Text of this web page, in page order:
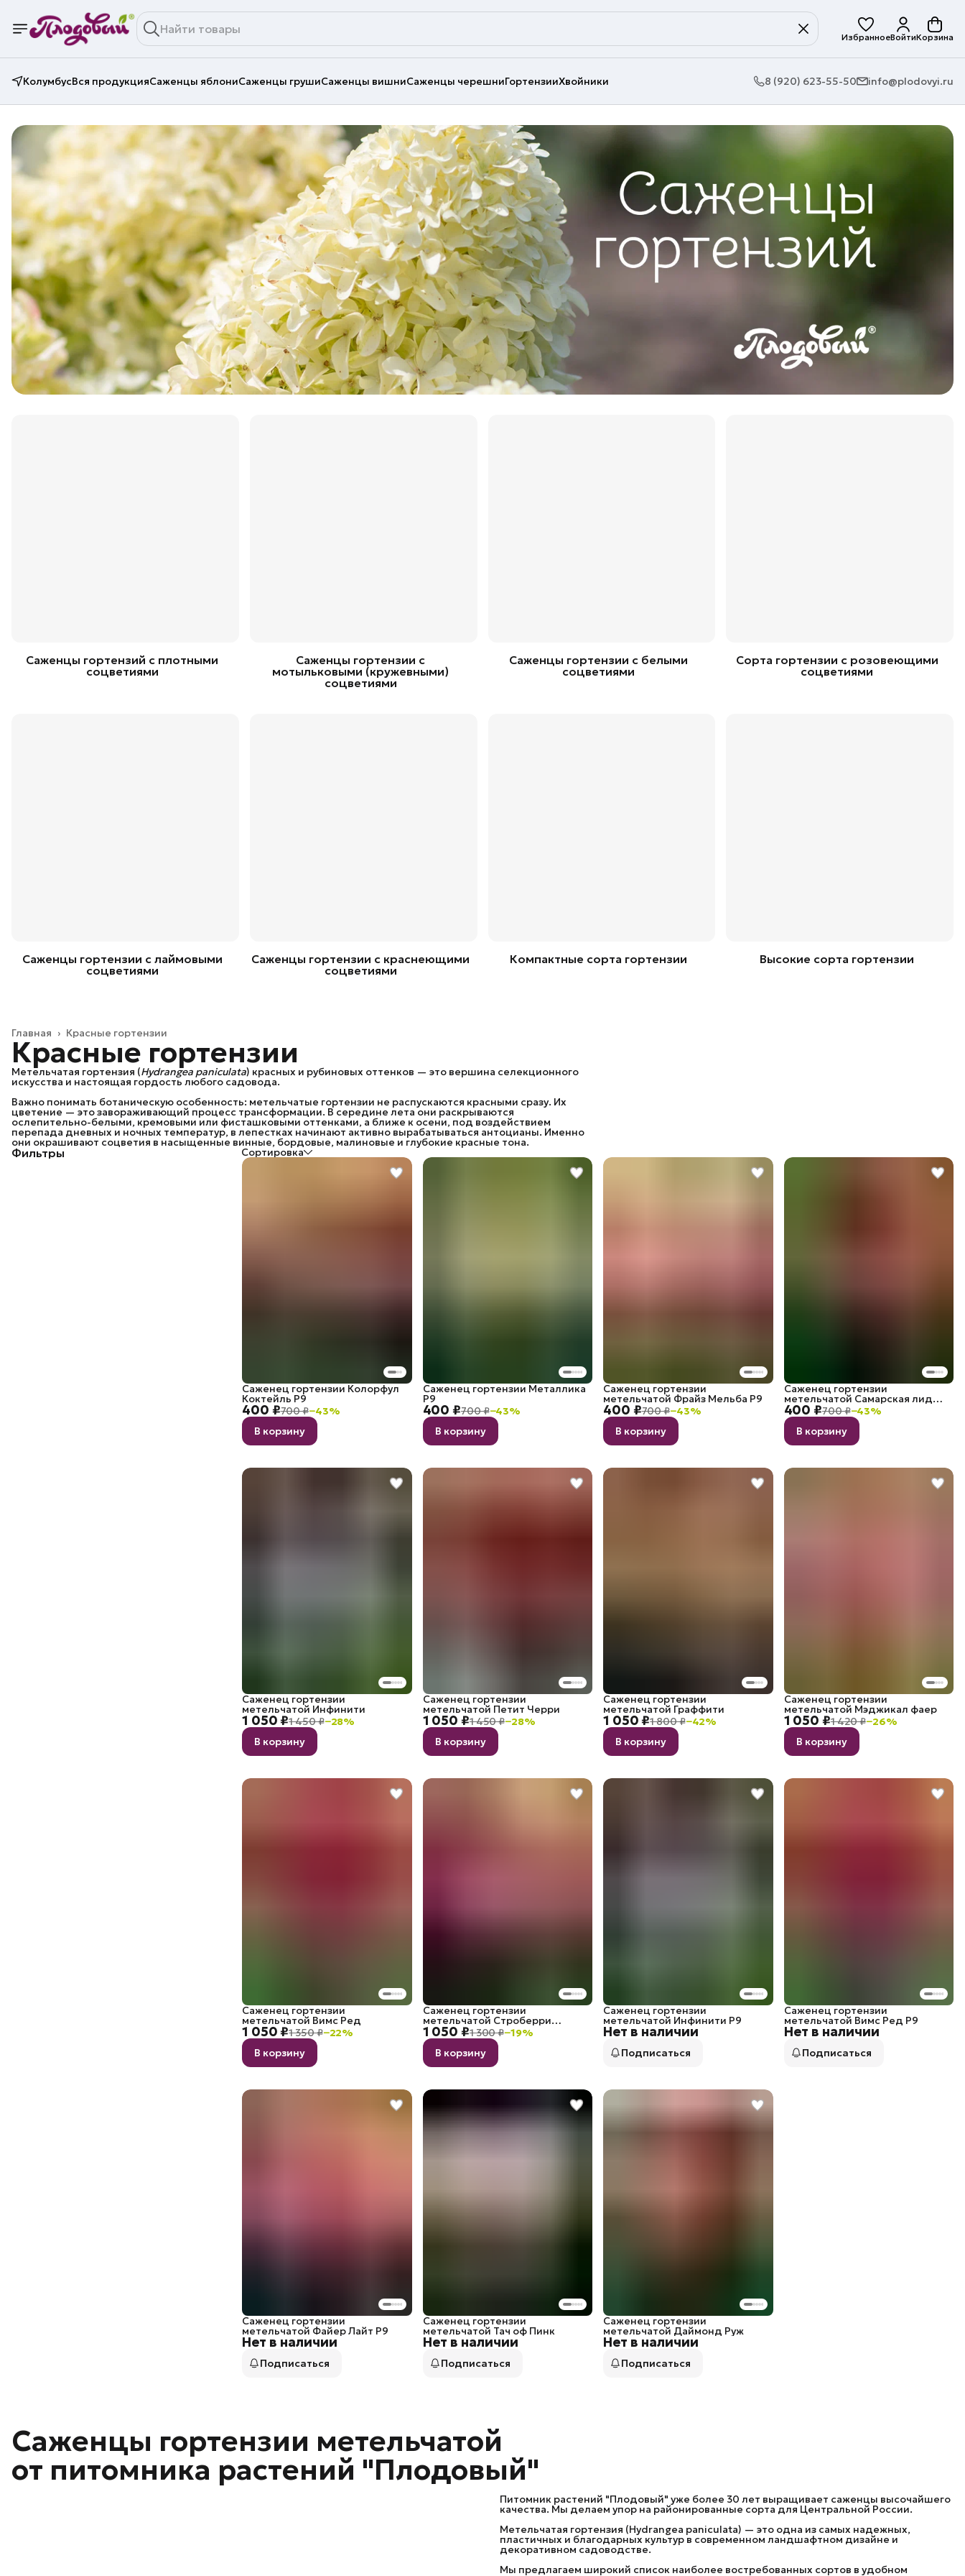
ИзбранноеВойтиКорзина
КолумбусВся продукцияСаженцы яблониСаженцы грушиСаженцы вишниСаженцы черешниГортензииХвойники 8 (920) 623-55-50 info@plodovyi.ru
Саженцы гортензий с плотными
соцветиями
Саженцы гортензии с
мотыльковыми (кружевными)
соцветиями
Саженцы гортензии с белыми
соцветиями
Сорта гортензии с розовеющими
соцветиями
Саженцы гортензии с лаймовыми
соцветиями
Саженцы гортензии с краснеющими
соцветиями
Компактные сорта гортензии Высокие сорта гортензии
Красные гортензии
Главная ›
Красные гортензии
Метельчатая гортензия (Hydrangea paniculata) красных и рубиновых оттенков — это вершина селекционного
искусства и настоящая гордость любого садовода.
Важно понимать ботаническую особенность: метельчатые гортензии не распускаются красными сразу. Их
цветение — это завораживающий процесс трансформации. В середине лета они раскрываются
ослепительно-белыми, кремовыми или фисташковыми оттенками, а ближе к осени, под воздействием
перепада дневных и ночных температур, в лепестках начинают активно вырабатываться антоцианы. Именно
они окрашивают соцветия в насыщенные винные, бордовые, малиновые и глубокие красные тона.
Фильтры Сортировка
400 ₽700 ₽−43%
Саженец гортензии Колорфул
Коктейль P9
В корзину
400 ₽700 ₽−43%
Саженец гортензии Металлика
P9
В корзину
400 ₽700 ₽−43%
Саженец гортензии
метельчатой Фрайз Мельба P9
В корзину
400 ₽700 ₽−43%
Саженец гортензии
метельчатой Самарская лидия
P9
В корзину
1 050 ₽1 450 ₽−28%
Саженец гортензии
метельчатой Инфинити
В корзину
1 050 ₽1 450 ₽−28%
Саженец гортензии
метельчатой Петит Черри
В корзину
1 050 ₽1 800 ₽−42%
Саженец гортензии
метельчатой Граффити
В корзину
1 050 ₽1 420 ₽−26%
Саженец гортензии
метельчатой Мэджикал фаер
В корзину
1 050 ₽1 350 ₽−22%
Саженец гортензии
метельчатой Вимс Ред
В корзину
1 050 ₽1 300 ₽−19%
Саженец гортензии
метельчатой Строберри
Блоссом
В корзину
Нет в наличии
Саженец гортензии
метельчатой Инфинити P9
Подписаться
Нет в наличии
Саженец гортензии
метельчатой Вимс Ред P9
Подписаться
Нет в наличии
Саженец гортензии
метельчатой Файер Лайт P9
Подписаться
Нет в наличии
Саженец гортензии
метельчатой Тач оф Пинк
Подписаться
Нет в наличии
Саженец гортензии
метельчатой Даймонд Руж
Подписаться
Саженцы гортензии метельчатой
от питомника растений "Плодовый"
Питомник растений "Плодовый" уже более 30 лет выращивает саженцы высочайшего
качества. Мы делаем упор на районированные сорта для Центральной России.
Метельчатая гортензия (Hydrangea paniculata) — это одна из самых надежных,
пластичных и благодарных культур в современном ландшафтном дизайне и
декоративном садоводстве.
Мы предлагаем широкий список наиболее востребованных сортов в удобном